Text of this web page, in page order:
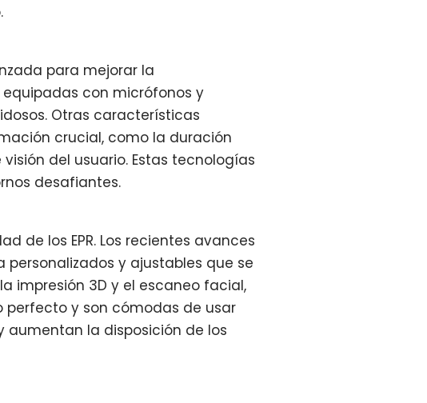
para mejorar la
con micrófonos y
Otras características
crucial, como la duración
del usuario. Estas tecnologías
desafiantes.
de los EPR. Los recientes avances
y ajustables que se
impresión 3D y el escaneo facial,
y son cómodas de usar
aumentan la disposición de los